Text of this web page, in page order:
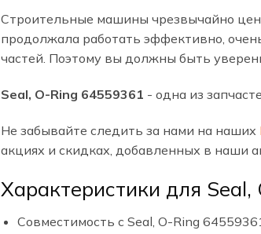
Строительные машины чрезвычайно
продолжала работать эффективно,
частей. Поэтому вы должны быть
Seal, O-Ring 64559361 - одна из
Не забывайте следить за нами на наших
акциях и скидках, добавленных в наши
Характеристики для
Совместимость с Seal, O-Ring